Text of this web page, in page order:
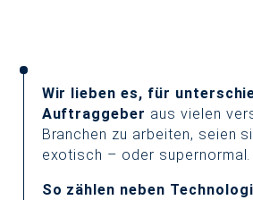
START
Wir lieben es, für
Auftraggeber aus vielen
Branchen zu arbeiten, seien
exotisch – oder supernormal.
So zählen neben